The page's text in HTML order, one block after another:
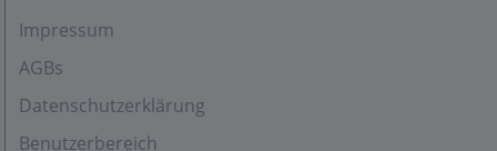
Impressum
AGBs
Datenschutzerklärung
Benutzerbereich